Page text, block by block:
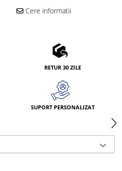
Cere informatii
RETUR 30 ZILE
SUPORT PERSONALIZAT